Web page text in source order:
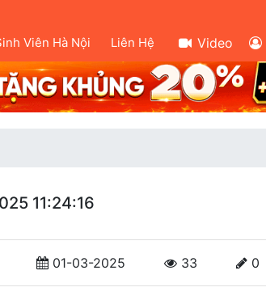
Viên Hà Nội Liên Hệ Video
11:24:16
01-03-2025 33 0